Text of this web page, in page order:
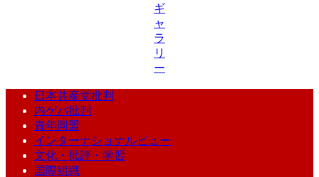
ギ
ャ
ラ
リ
ー
日本共産党批判
内ゲバ批判
青年同盟
インターナショナルビュー
文化・批評・学習
国際組織